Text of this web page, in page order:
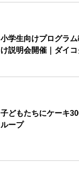
小学生向けプログラ
け説明会開催｜ダイ
子どもたちにケーキ
ループ